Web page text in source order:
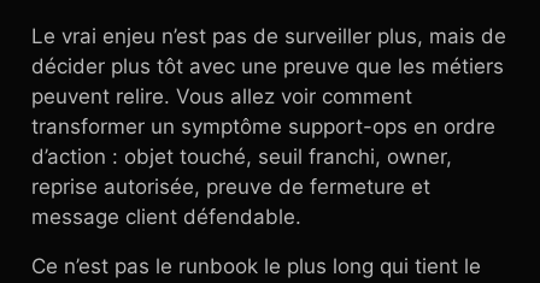
Le vrai enjeu n’est pas de surveiller plus, mais de
décider plus tôt avec une preuve que les métiers
peuvent relire. Vous allez voir comment
transformer un symptôme support-ops en ordre
d’action : objet touché, seuil franchi, owner,
reprise autorisée, preuve de fermeture et
message client défendable.
Ce n’est pas le runbook le plus long qui tient le